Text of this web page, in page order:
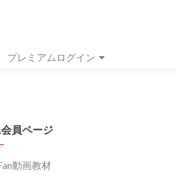
プレミアムログイン
員ページ
動画教材